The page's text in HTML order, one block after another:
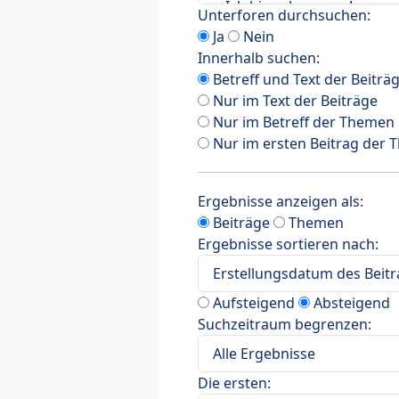
Unterforen durchsuchen:
Ja
Nein
Innerhalb suchen:
Betreff und Text der
Nur im Text der Beiträge
Nur im Betreff der Themen
Nur im ersten Beitrag der
Ergebnisse anzeigen als:
Beiträge
Themen
Ergebnisse sortieren nach:
Aufsteigend
Absteigend
Suchzeitraum begrenzen:
Die ersten: